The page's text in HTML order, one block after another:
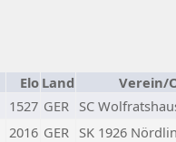
Elo Land
Verein/
1527 GER SC
2016 GER SK 1926